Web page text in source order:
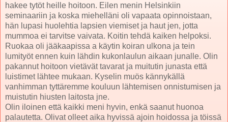
hakee tytöt heille hoitoon. Eilen menin Helsinkiin
seminaariin ja koska miehelläni oli vapaata opinnoistaan,
hän lupasi huolehtia lapsien viemiset ja haut jen, jotta
mummoa ei tarvitse vaivata. Koitin tehdä kaiken helpoksi.
Ruokaa oli jääkaapissa a käytin koiran ulkona ja tein
lumityöt ennen kuin lähdin kukonlaulun aikaan junalle. Olin
pakannut hoitoon vietävät tavarat ja muitutin junasta että
luistimet lähtee mukaan. Kyselin muös kännykällä
vanhimman tyttäremme kouluun lähtemisen onnistumisen ja
muistutin hiusten laitosta jne.
Olin iloinen että kaikki meni hyvin, enkä saanut huonoa
palautetta. Olivat olleet aika hyvissä ajoin hoidossa ja töissä